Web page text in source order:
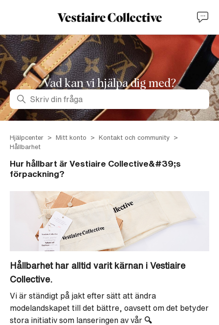
Vad kan vi hjälpa dig med?
Sök
Hjälpcenter Mitt konto
Kontakt och community
Hållbarhet
Hur hållbart är Vestiaire Collective&#39;s
förpackning?
Hållbarhet har alltid varit kärnan i Vestiaire
Collective.
Vi är ständigt på jakt efter sätt att ändra
modelandskapet till det bättre, oavsett om det betyder
stora initiativ som lanseringen av vår 🔍